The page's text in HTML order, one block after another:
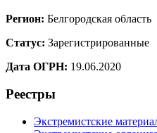
Регион: Белгородская область
Статус: Зарегистрированные
Дата ОГРН: 19.06.2020
Реестры
Экстремистские